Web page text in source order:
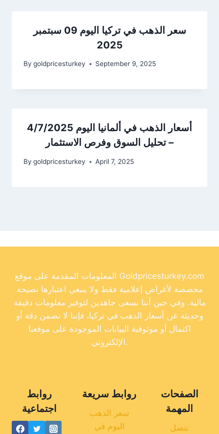
سعر الذهب في تركيا اليوم 09 سبتمبر
2025
By goldpricesturkey September 9, 2025
أسعار الذهب في ألمانيا اليوم 4/7/2025
– تحليل السوق وفرص الاستثمار
By goldpricesturkey April 7, 2025
المعلومات المقدمة على موقع Goldpricesturkey.com
مخصصة لأغراض إعلامية فقط ولا ينبغي اعتبارها نصيحة
مالية. وفي حين أننا نسعى جاهدين لتوفير معلومات دقيقة
وحديثة عن أسعار الذهب في تركيا، فإننا لا نضمن دقة أو
اكتمال أو موثوقية البيانات الموجودة على موقعنا
الإلكتروني.
روابط
اجتماعية
روابط سريعة
سعر الذهب
اليوم في
الصفحات
المهمة
تنصل